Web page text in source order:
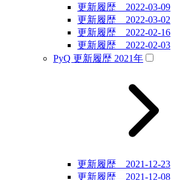
更新履歴 2022-03-09
更新履歴 2022-03-02
更新履歴 2022-02-16
更新履歴 2022-02-03
PyQ 更新履歴 2021年
更新履歴 2021-12-23
更新履歴 2021-12-08